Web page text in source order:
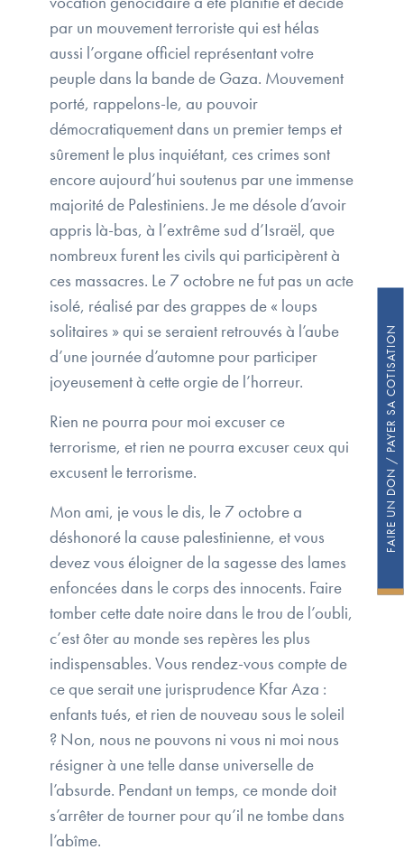
FAIRE UN DON / PAYER SA COTISATION
par un mouvement terroriste qui est hélas
aussi l’organe officiel représentant votre
peuple dans la bande de Gaza. Mouvement
porté, rappelons-le, au pouvoir
démocratiquement dans un premier temps et
sûrement le plus inquiétant, ces crimes sont
encore aujourd’hui soutenus par une immense
majorité de Palestiniens. Je me désole d’avoir
appris là-bas, à l’extrême sud d’Israël, que
nombreux furent les civils qui participèrent à
ces massacres. Le 7 octobre ne fut pas un acte
isolé, réalisé par des grappes de « loups
solitaires » qui se seraient retrouvés à l’aube
d’une journée d’automne pour participer
joyeusement à cette orgie de l’horreur.
Rien ne pourra pour moi excuser ce
terrorisme, et rien ne pourra excuser ceux qui
excusent le terrorisme.
Mon ami, je vous le dis, le 7 octobre a
déshonoré la cause palestinienne, et vous
devez vous éloigner de la sagesse des lames
enfoncées dans le corps des innocents. Faire
tomber cette date noire dans le trou de l’oubli,
c’est ôter au monde ses repères les plus
indispensables. Vous rendez-vous compte de
ce que serait une jurisprudence Kfar Aza :
enfants tués, et rien de nouveau sous le soleil
? Non, nous ne pouvons ni vous ni moi nous
résigner à une telle danse universelle de
l’absurde. Pendant un temps, ce monde doit
s’arrêter de tourner pour qu’il ne tombe dans
l’abîme.